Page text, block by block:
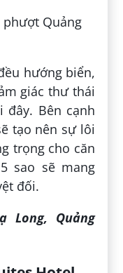
hướng biển,
giác thư thái
đây. Bên cạnh
tạo nên sự lôi
trọng cho căn
sao sẽ mang
đối.
Long, Quảng